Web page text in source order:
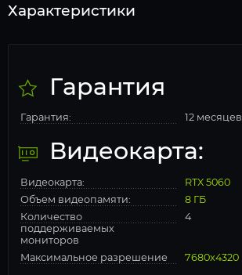
Характеристики
Гарантия
Гарантия: 12 месяцев
Видеокарта:
Видеокарта:
RTX 5060
Объем видеопамяти:
8 ГБ
Количество
поддерживаемых
мониторов
4
Максимальное разрешение 7680x4320